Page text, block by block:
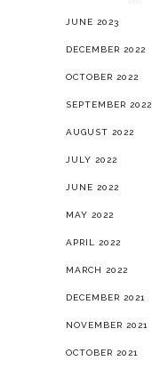
JUNE 2023
DECEMBER 2022
OCTOBER 2022
SEPTEMBER 2022
AUGUST 2022
JULY 2022
JUNE 2022
MAY 2022
APRIL 2022
MARCH 2022
DECEMBER 2021
NOVEMBER 2021
OCTOBER 2021